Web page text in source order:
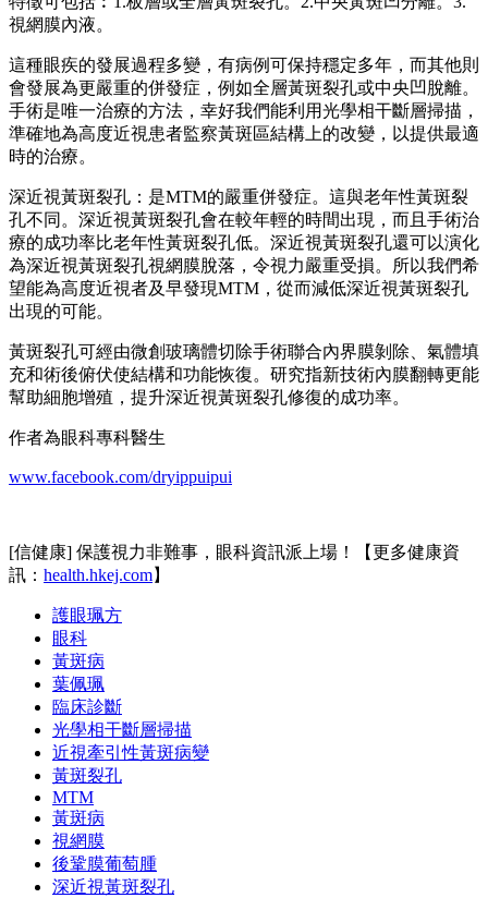
視網膜內液。
這種眼疾的發展過程多變，有病例可保持穩定多年，而其他則
會發展為更嚴重的併發症，例如全層黃斑裂孔或中央凹脫離。
手術是唯一治療的方法，幸好我們能利用光學相干斷層掃描，
準確地為高度近視患者監察黃斑區結構上的改變，以提供最適
時的治療。
深近視黃斑裂孔：是MTM的嚴重併發症。這與老年性黃斑裂
孔不同。深近視黃斑裂孔會在較年輕的時間出現，而且手術治
療的成功率比老年性黃斑裂孔低。深近視黃斑裂孔還可以演化
為深近視黃斑裂孔視網膜脫落，令視力嚴重受損。所以我們希
望能為高度近視者及早發現MTM，從而減低深近視黃斑裂孔
出現的可能。
黃斑裂孔可經由微創玻璃體切除手術聯合內界膜剝除、氣體填
充和術後俯伏使結構和功能恢復。研究指新技術內膜翻轉更能
幫助細胞增殖，提升深近視黃斑裂孔修復的成功率。
作者為眼科專科醫生
www.facebook.com/dryippuipui
[信健康] 保護視力非難事，眼科資訊派上場！【更多健康資
訊： health.hkej.com】
護眼珮方
眼科
黃斑病
葉佩珮
臨床診斷
光學相干斷層掃描
近視牽引性黃斑病變
黃斑裂孔
MTM
黃斑病
視網膜
後鞏膜葡萄腫
深近視黃斑裂孔